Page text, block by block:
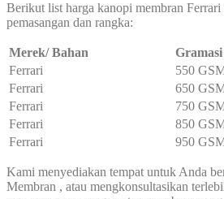
Berikut list harga kanopi membran Ferrari
pemasangan dan rangka:
Merek/ Bahan Gramasi
Ferrari
550
Ferrari
650
Ferrari
750
Ferrari
850
Ferrari
950
Kami menyediakan tempat untuk Anda
Membran , atau mengkonsultasikan